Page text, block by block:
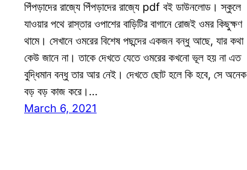
পিঁপড়াদের রাজ্যে পিঁপড়াদের রাজ্যে pdf বই ডাউনলোড। স্কুলে
যাওয়ার পথে রাস্তার ওপাশের বাড়িটির বাগানে রোজই ওমর কিছুক্ষণ
থামে। সেখানে ওমরের বিশেষ পছন্দের একজন বন্ধু আছে, যার কথা
কেউ জানে না। তাকে দেখতে যেতে ওমরের কখনো ভূল হয় না এত
বুদ্ধিমান বন্ধু তার আর নেই। দেখতে ছোট হলে কি হবে, সে অনেক
বড় বড় কাজ করে।…
March 6, 2021